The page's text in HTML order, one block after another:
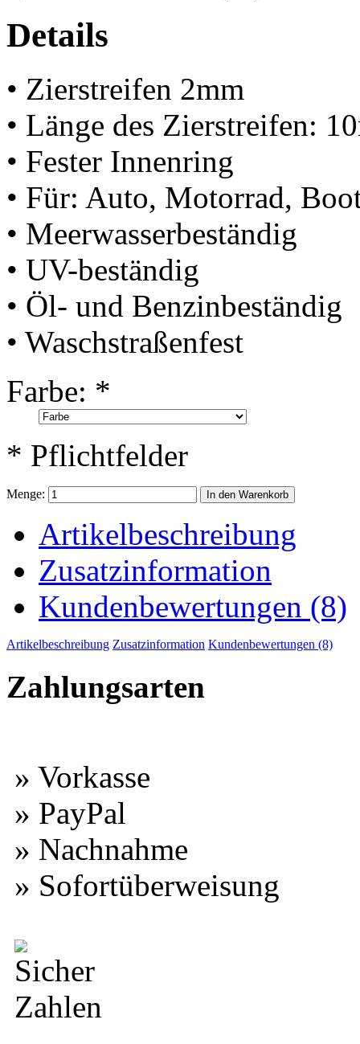
Details
• Zierstreifen 2mm
• Länge des Zierstreifen:
• Fester Innenring
• Für: Auto, Motorrad,
• Meerwasserbeständig
• UV-beständig
• Öl- und Benzinbeständig
• Waschstraßenfest
Farbe: *
* Pflichtfelder
Menge: In den Warenkorb
Artikelbeschreibung
Zusatzinformation
Kundenbewertungen (8)
Artikelbeschreibung Zusatzinformation Kundenbewertungen (8)
Zahlungsarten
» Vorkasse
» PayPal
» Nachnahme
» Sofortüberweisung